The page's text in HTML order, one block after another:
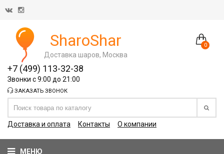
0
SharoShar
Доставка шаров, Москва
+7 (499) 113-32-38
Звонки с 9:00 до 21:00
ЗАКАЗАТЬ ЗВОНОК
Доставка и оплата Контакты О компании
МЕНЮ